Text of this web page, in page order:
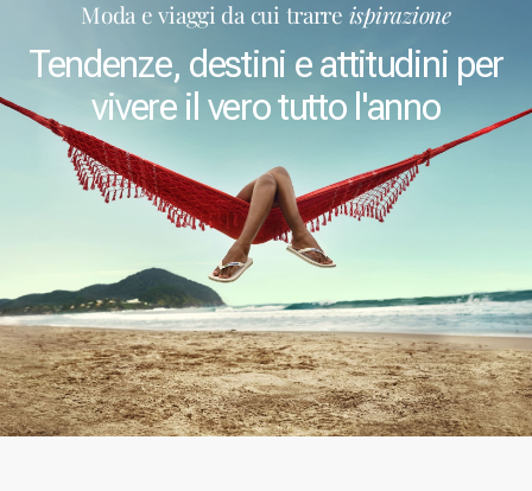
Moda e viaggi da cui trarre ispirazione
Tendenze, destini e attitudini per
vivere il vero tutto l'anno